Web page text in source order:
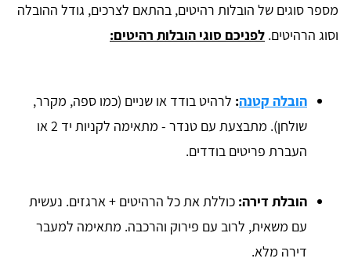
מספר סוגים של הובלות רהיטים, בהתאם לצרכים, גודל ההובלה
וסוג הרהיטים. לפניכם סוגי הובלות רהיטים:
הובלה קטנה: לרהיט בודד או שניים (כמו ספה, מקרר,
שולחן). מתבצעת עם טנדר - מתאימה לקניות יד 2 או
העברת פריטים בודדים.
הובלת דירה: כוללת את כל הרהיטים + ארגזים. נעשית
עם משאית, לרוב עם פירוק והרכבה. מתאימה למעבר
דירה מלא.